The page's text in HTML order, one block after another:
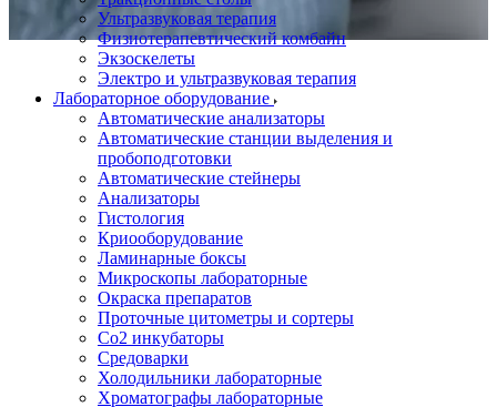
Ультразвуковая терапия
Физиотерапевтический комбайн
Экзоскелеты
Электро и ультразвуковая терапия
Лабораторное оборудование
Автоматические анализаторы
Автоматические станции выделения и
пробоподготовки
Автоматические стейнеры
Анализаторы
Гистология
Криооборудование
Ламинарные боксы
Микроскопы лабораторные
Окраска препаратов
Проточные цитометры и сортеры
Со2 инкубаторы
Средоварки
Холодильники лабораторные
Хроматографы лабораторные